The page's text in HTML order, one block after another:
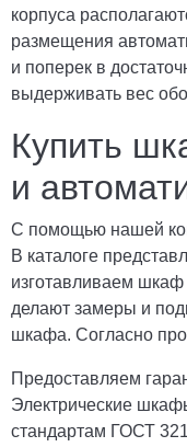
корпуса
размещения
и поперек в
выдерживать вес
Купить
и
С помощью нашей
В каталоге
изготавливаем
делают замеры и
шкафа. Согласно
Предоставляем
Электрические
стандартам ГОСТ